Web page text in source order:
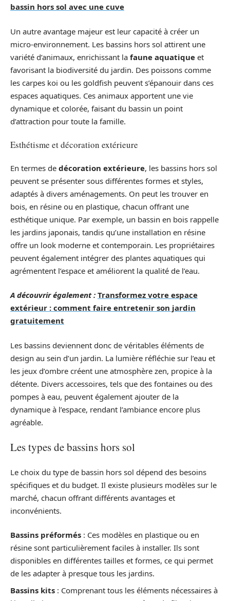
bassin hors sol avec une cuve
Un autre avantage majeur est leur capacité à créer un
micro-environnement. Les bassins hors sol attirent une
variété d’animaux, enrichissant la faune aquatique et
favorisant la biodiversité du jardin. Des poissons comme
les carpes koi ou les goldfish peuvent s’épanouir dans ces
espaces aquatiques. Ces animaux apportent une vie
dynamique et colorée, faisant du bassin un point
d’attraction pour toute la famille.
Esthétisme et décoration extérieure
En termes de décoration extérieure, les bassins hors sol
peuvent se présenter sous différentes formes et styles,
adaptés à divers aménagements. On peut les trouver en
bois, en résine ou en plastique, chacun offrant une
esthétique unique. Par exemple, un bassin en bois rappelle
les jardins japonais, tandis qu’une installation en résine
offre un look moderne et contemporain. Les propriétaires
peuvent également intégrer des plantes aquatiques qui
agrémentent l’espace et améliorent la qualité de l’eau.
A découvrir également : Transformez votre espace
extérieur : comment faire entretenir son jardin
gratuitement
Les bassins deviennent donc de véritables éléments de
design au sein d’un jardin. La lumière réfléchie sur l’eau et
les jeux d’ombre créent une atmosphère zen, propice à la
détente. Divers accessoires, tels que des fontaines ou des
pompes à eau, peuvent également ajouter de la
dynamique à l’espace, rendant l’ambiance encore plus
agréable.
Les types de bassins hors sol
Le choix du type de bassin hors sol dépend des besoins
spécifiques et du budget. Il existe plusieurs modèles sur le
marché, chacun offrant différents avantages et
inconvénients.
Bassins préformés : Ces modèles en plastique ou en
résine sont particulièrement faciles à installer. Ils sont
disponibles en différentes tailles et formes, ce qui permet
de les adapter à presque tous les jardins.
Bassins kits : Comprenant tous les éléments nécessaires à